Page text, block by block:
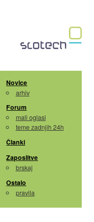
Novice
arhiv
Forum
mali oglasi
teme zadnjih 24h
Članki
Zaposlitve
brskaj
Ostalo
pravila